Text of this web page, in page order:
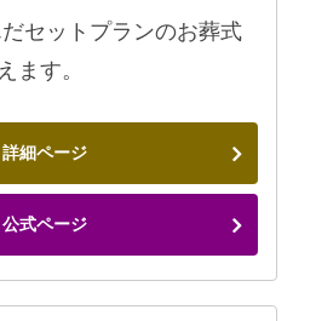
セットプランのお葬式
ます。
詳細ページ
公式ページ